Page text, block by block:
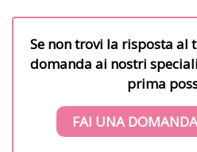
Se non trovi la risposta al
domanda ai nostri
prima
FAI UNA DOMANDA